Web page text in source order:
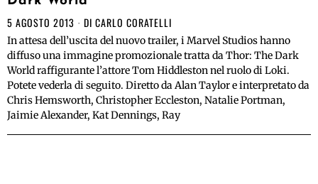
5 AGOSTO 2013 DI CARLO CORATELLI
In attesa dell’uscita del nuovo trailer, i Marvel Studios hanno
diffuso una immagine promozionale tratta da Thor: The Dark
World raffigurante l’attore Tom Hiddleston nel ruolo di Loki.
Potete vederla di seguito. Diretto da Alan Taylor e interpretato da
Chris Hemsworth, Christopher Eccleston, Natalie Portman,
Jaimie Alexander, Kat Dennings, Ray